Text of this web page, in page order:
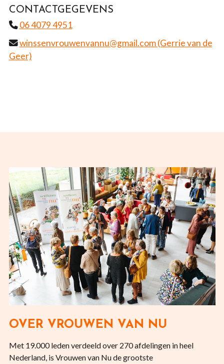
CONTACTGEGEVENS
06 4079 4951
winssenvrouwenvannu@gmail.com (Gerrie van de
Geer)
OVER VROUWEN VAN NU
Met 19.000 leden verdeeld over 270 afdelingen in heel
Nederland, is Vrouwen van Nu de grootste